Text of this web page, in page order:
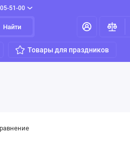
51-00
Найти
Товары для праздников